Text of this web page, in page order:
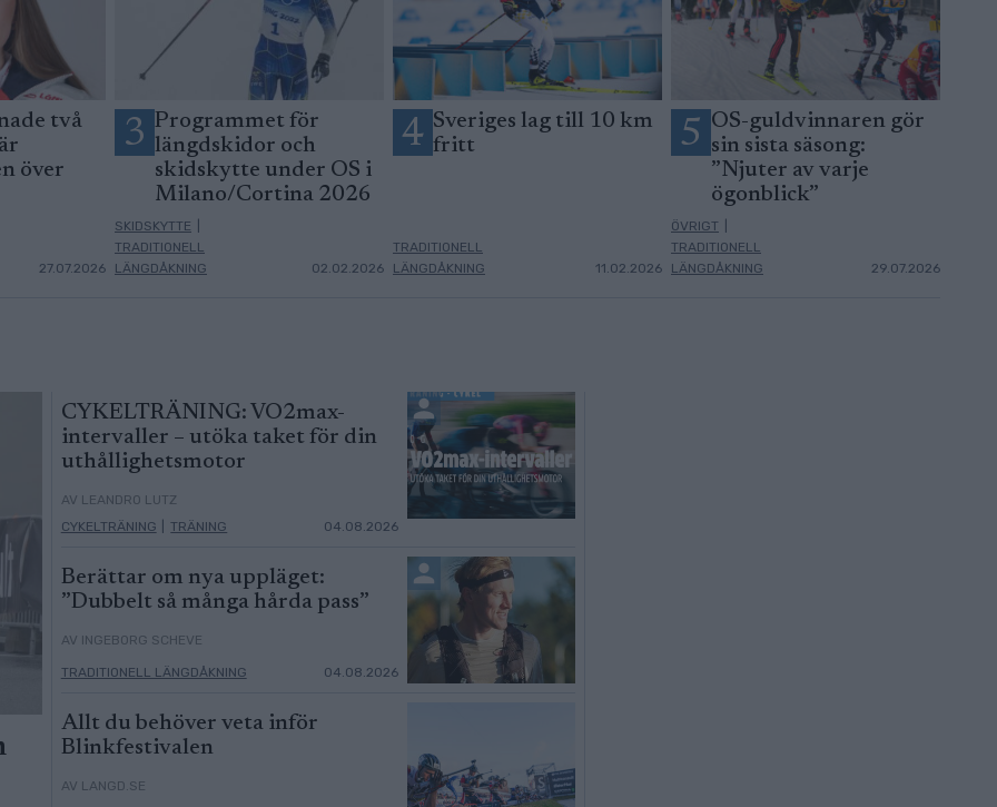
två
över
27.07.2026
3 Programmet för
längdskidor och
skidskytte under OS i
Milano/Cortina 2026
SKIDSKYTTE
TRADITIONELL
LÄNGDÅKNING
02.02.2026
4 Sveriges lag till 10 km
fritt
TRADITIONELL
LÄNGDÅKNING
11.02.2026
5 OS-guldvinnaren gör
sin sista säsong:
”Njuter av varje
ögonblick”
ÖVRIGT
TRADITIONELL
LÄNGDÅKNING
29.07.2026
CYKELTRÄNING: VO2max-
intervaller – utöka taket för din
uthållighetsmotor
AV LEANDRO LUTZ
CYKELTRÄNING
TRÄNING 04.08.2026
Berättar om nya uppläget:
”Dubbelt så många hårda pass”
AV INGEBORG SCHEVE
TRADITIONELL LÄNGDÅKNING 04.08.2026
Allt du behöver veta inför
Blinkfestivalen
AV LANGD.SE